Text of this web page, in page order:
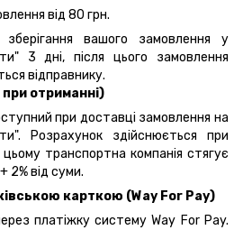
від 80 грн.
вашого замовлення у
3 дні, після цього замовлення
відправнику.
отриманні)
при доставці замовлення на
Розрахунок здійснюється при
транспортна компанія стягує
2% від суми.
карткою (Way For Pay)
платіжку систему Way For Pay.